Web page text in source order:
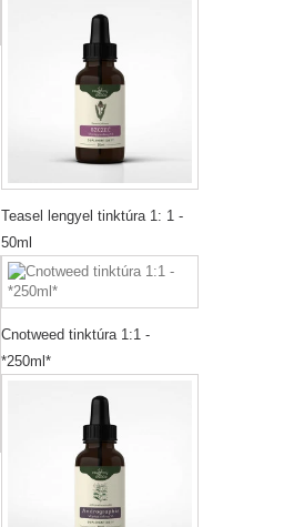
Teasel lengyel tinktúra 1: 1 -
50ml
Cnotweed tinktúra 1:1 -
*250ml*